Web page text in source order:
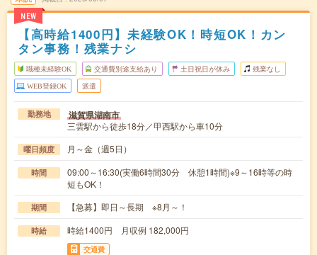
NEW
【高時給1400円】未経験OK！時短OK！カン
タン事務！残業ナシ
職種未経験OK 交通費別途支給あり 土日祝日が休み 残業なし
WEB登録OK 派遣
勤務地 滋賀県湖南市
三雲駅から徒歩18分／甲西駅から車10分
曜日頻度 月～金（週5日）
時間
09:00～16:30(実働6時間30分 休憩1時間)※9～16時等の時
短もOK！
期間 【急募】即日～長期 ※8月～！
時給 時給1400円 月収例 182,000円
交通費